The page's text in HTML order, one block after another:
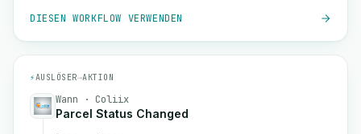
DIESEN WORKFLOW VERWENDEN
⚡AUSLÖSER→AKTION
Wann · Coliix
Parcel Status Changed